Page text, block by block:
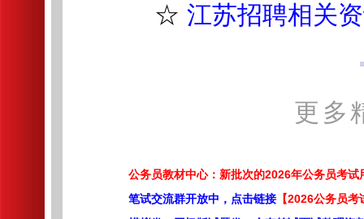
☆ 江苏招聘相关
更多
公务员教材中心：新批次的2026年公务员考试
笔试交流群开放中，点击链接 【2026公务员